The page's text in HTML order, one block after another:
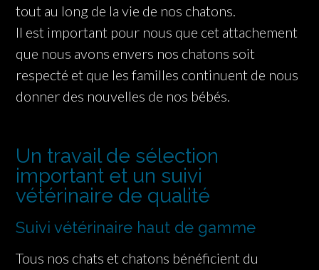
tout au long de la vie de nos chatons.
Il est important pour nous que cet attachement
que nous avons envers nos chatons soit
respecté et que les familles continuent de nous
donner des nouvelles de nos bébés.
Un travail de sélection
important et un suivi
vétérinaire de qualité
Suivi vétérinaire haut de gamme
Tous nos chats et chatons bénéficient du